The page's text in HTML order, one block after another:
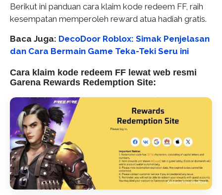
Berikut ini panduan cara klaim kode redeem FF, raih
kesempatan memperoleh reward atua hadiah gratis.
Baca Juga: DecoDoor Roblox: Simak Penjelasan
dan Cara Bermain Game Teka-Teki Seru ini
Cara klaim kode redeem FF lewat web resmi
Garena Rewards Redemption Site: